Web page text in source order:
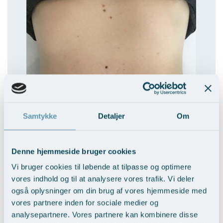
Samtykke Detaljer Om
Denne hjemmeside bruger cookies
Vi bruger cookies til løbende at tilpasse og optimere
vores indhold og til at analysere vores trafik. Vi deler
også oplysninger om din brug af vores hjemmeside med
vores partnere inden for sociale medier og
analysepartnere. Vores partnere kan kombinere disse
EFTER
Patienten har fået 3 behandlinger med dermaroller®. Som det kan
ses har behandlingerne reduceret synlighed, dybde og bredde, og
patienten har oplevet en generel opstramning og forbedring af